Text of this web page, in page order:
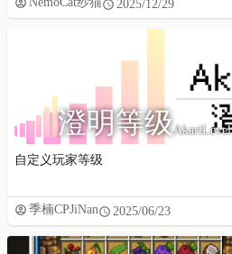
2025/12/29
澄明等级AkariLevel
自定义玩家等级
季楠CPJiNan 2025/06/23